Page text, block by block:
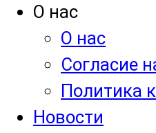
О нас
О нас
Согласие
Политика
Новости